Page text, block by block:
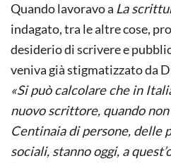
Quando lavoravo a La
indagato, tra le altre cose,
desiderio di scrivere e
veniva già stigmatizzato da
«Si può calcolare che in
nuovo scrittore, quando
Centinaia di persone, delle
sociali, stanno oggi, a